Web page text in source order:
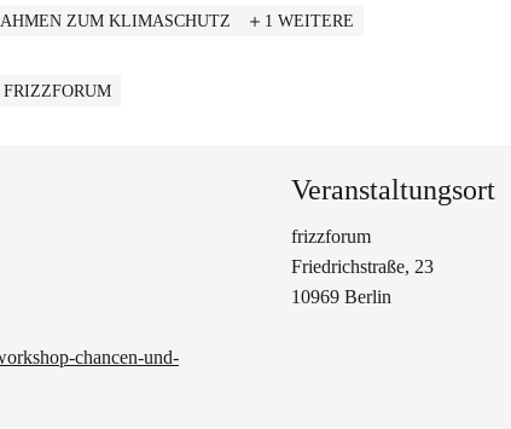
ZUM KLIMASCHUTZ 1 WEITERE
chancen-und-
Veranstaltungsort
frizzforum
Friedrichstraße, 23
10969 Berlin